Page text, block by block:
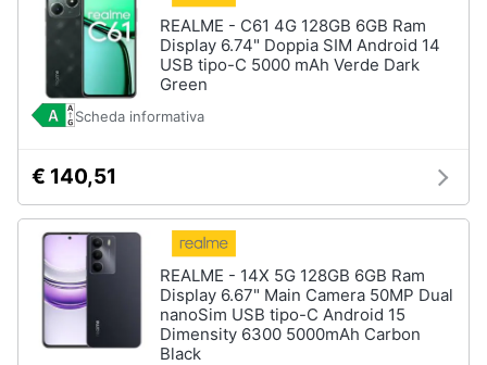
REALME - C61 4G 128GB 6GB Ram
Display 6.74" Doppia SIM Android 14
USB tipo-C 5000 mAh Verde Dark
Green
Scheda informativa
€ 140,51
REALME - 14X 5G 128GB 6GB Ram
Display 6.67" Main Camera 50MP Dual
nanoSim USB tipo-C Android 15
Dimensity 6300 5000mAh Carbon
Black